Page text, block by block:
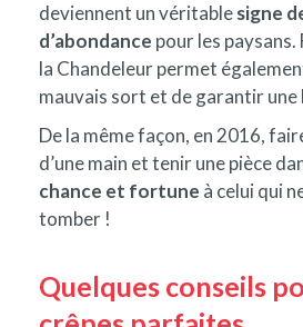
deviennent un véritablesigne
d’abondance pour les paysans.
la Chandeleur permet
mauvais sort et de garantir une
De la même façon, en 2016,
d’une main et tenir une pièce
chance et fortune à celui qui
tomber !
Quelques conseils